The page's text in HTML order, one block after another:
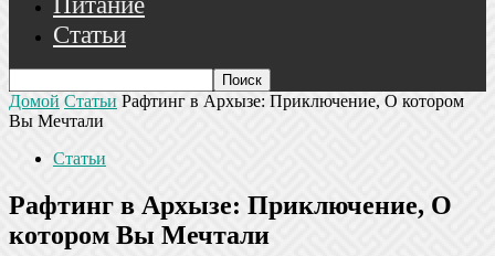
Питание
Статьи
Домой Статьи Рафтинг в Архызе: Приключение, О котором
Вы Мечтали
Статьи
Рафтинг в Архызе: Приключение, О
котором Вы Мечтали